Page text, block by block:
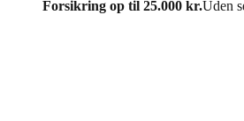
Forsikring op til 25.000 kr.Uden